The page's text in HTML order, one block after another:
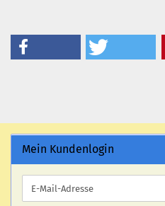
Mein Kundenlogin
E-
Mail-